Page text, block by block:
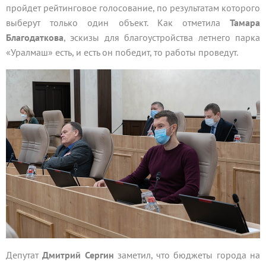
пройдет рейтинговое голосование, по результатам которого
выберут только один объект. Как отметила Тамара
Благодаткова, эскизы для благоустройства летнего парка
«Уралмаш» есть, и есть он победит, то работы проведут.
ДепутатДмитрий Сергин заметил, что бюджеты города на